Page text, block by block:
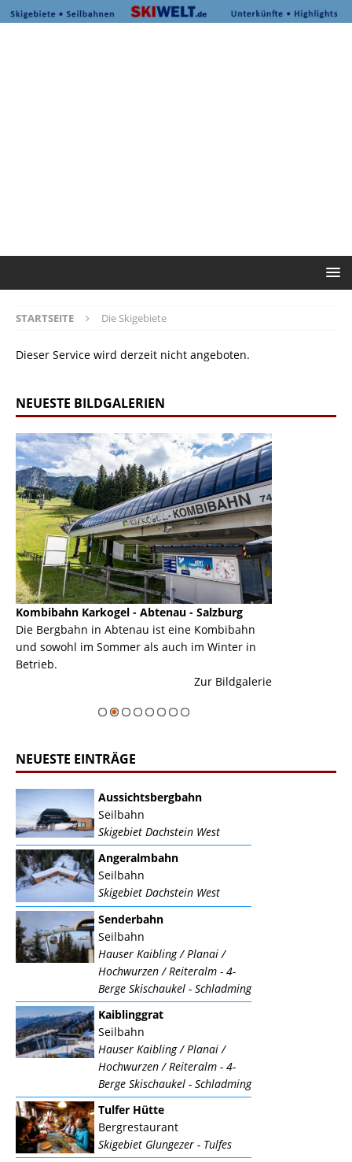
STARTSEITE Die Skigebiete
Dieser Service wird derzeit nicht angeboten.
NEUESTE BILDGALERIEN
Kombibahn Karkogel - Abtenau - Salzburg
Die Bergbahn in Abtenau ist eine Kombibahn
und sowohl im Sommer als auch im Winter in
Betrieb.
Zur Bildgalerie
NEUESTE EINTRÄGE
Aussichtsbergbahn
Seilbahn
Skigebiet Dachstein West
Angeralmbahn
Seilbahn
Skigebiet Dachstein West
Senderbahn
Seilbahn
Hauser Kaibling / Planai /
Hochwurzen / Reiteralm - 4-
Berge Skischaukel - Schladming
Kaiblinggrat
Seilbahn
Hauser Kaibling / Planai /
Hochwurzen / Reiteralm - 4-
Berge Skischaukel - Schladming
Tulfer Hütte
Bergrestaurant
Skigebiet Glungezer - Tulfes